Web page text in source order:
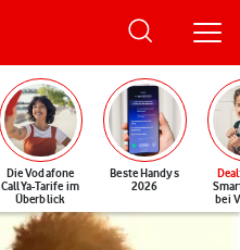
Die Vodafone
CallYa-Tarife im
Überblick
Beste Handys
2026
Deal
bei